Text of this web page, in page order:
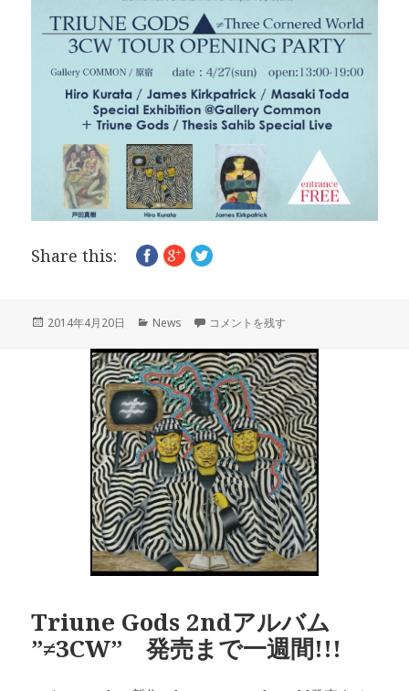
Share this:
投
2014年4月20日
カ
ゴ
リ
ー
News TRIUNE GODS ツアーオープニングイ
コメントを残す
Triune Gods 2ndアルバム
”≠3CW” 発売まで一週間!!!